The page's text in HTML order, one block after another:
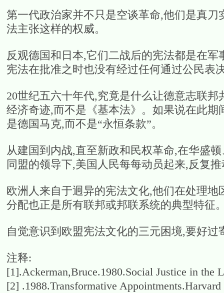
第一代政治家并不只是空谈革命,他们是真
法主张这样的权威。
反观德国和日本,它们二战后的宪法都是在
宪法在批准之时也没有经过任何通过公民表
20世纪五六十年代,究竟是什么让德意志联
经济奇迹,而不是《基本法》。如果说在此
是德国马克,而不是“永恒条款”。
从建国到内战,直至新政和民权革命,在华盛
同盟的领导下,美国人民每每动员起来,反复
欧洲人来自于迥异的宪法文化,他们在处理
分配也正是所有联邦或邦联系统的典型特征
自觉意识到欧盟宪法文化的三元困境,要好
注释:
[1].Ackerman,Bruce.1980.Social Justice in the
[2] .1988.Transformative